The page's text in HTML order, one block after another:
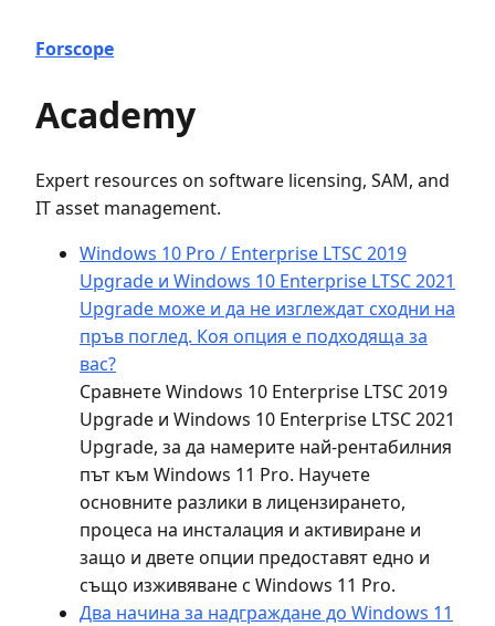
Forscope
Academy
Expert resources on software licensing, SAM, and
IT asset management.
Windows 10 Pro / Enterprise LTSC 2019
Upgrade и Windows 10 Enterprise LTSC 2021
Upgrade може и да не изглеждат сходни на
пръв поглед. Коя опция е подходяща за
вас?
Сравнете Windows 10 Enterprise LTSC 2019
Upgrade и Windows 10 Enterprise LTSC 2021
Upgrade, за да намерите най-рентабилния
път към Windows 11 Pro. Научете
основните разлики в лицензирането,
процеса на инсталация и активиране и
защо и двете опции предоставят едно и
също изживяване с Windows 11 Pro.
Два начина за надграждане до Windows 11